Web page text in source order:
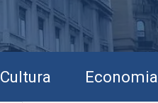
Cultura Economia